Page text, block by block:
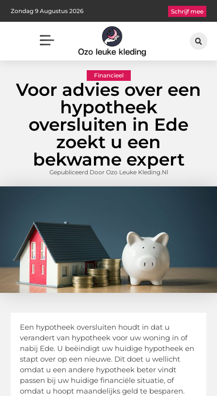
Zondag 9 Augustus 2026 Schrijf mee
Financieel
Voor advies over een
hypotheek
oversluiten in Ede
zoekt u een
bekwame expert
Gepubliceerd Door Ozo Leuke Kleding.nl
Een hypotheek oversluiten houdt in dat u
verandert van hypotheek voor uw woning in of
nabij Ede. U beëindigt uw huidige hypotheek en
stapt over op een nieuwe. Dit doet u wellicht
omdat u een andere hypotheek beter vindt
passen bij uw huidige financiële situatie, of
omdat u hoopt maandelijks geld te besparen.